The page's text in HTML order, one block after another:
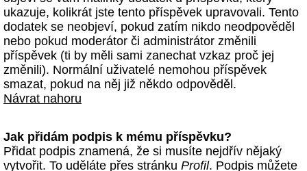
ukazuje, kolikrát jste tento příspěvek upravovali. Tento
dodatek se neobjeví, pokud zatím nikdo neodpověděl
nebo pokud moderátor či administrátor změnili
příspěvek (ti by měli sami zanechat vzkaz proč jej
změnili). Normální uživatelé nemohou příspěvek
smazat, pokud na něj již někdo odpověděl.
Návrat nahoru
Jak přidám podpis k mému příspěvku?
Přidat podpis znamená, že si musíte nejdřív nějaký
vytvořit. To uděláte přes stránku Profil. Podpis můžete